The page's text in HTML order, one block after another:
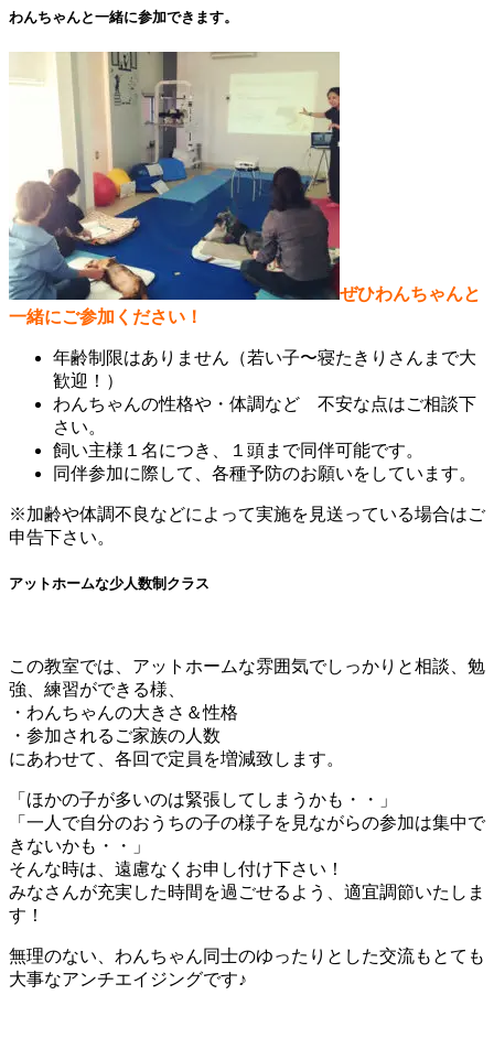
わんちゃんと一緒に参加できます。
ぜひわんちゃんと
一緒にご参加ください！
年齢制限はありません（若い子〜寝たきりさんまで大
歓迎！）
わんちゃんの性格や・体調など 不安な点はご相談下
さい。
飼い主様１名につき、１頭まで同伴可能です。
同伴参加に際して、各種予防のお願いをしています。
※加齢や体調不良などによって実施を見送っている場合はご
申告下さい。
アットホームな少人数制クラス
この教室では、アットホームな雰囲気でしっかりと相談、勉
強、練習ができる様、
・わんちゃんの大きさ＆性格
・参加されるご家族の人数
にあわせて、各回で定員を増減致します。
「ほかの子が多いのは緊張してしまうかも・・」
「一人で自分のおうちの子の様子を見ながらの参加は集中で
きないかも・・」
そんな時は、遠慮なくお申し付け下さい！
みなさんが充実した時間を過ごせるよう、適宜調節いたしま
す！
無理のない、わんちゃん同士のゆったりとした交流もとても
大事なアンチエイジングです♪